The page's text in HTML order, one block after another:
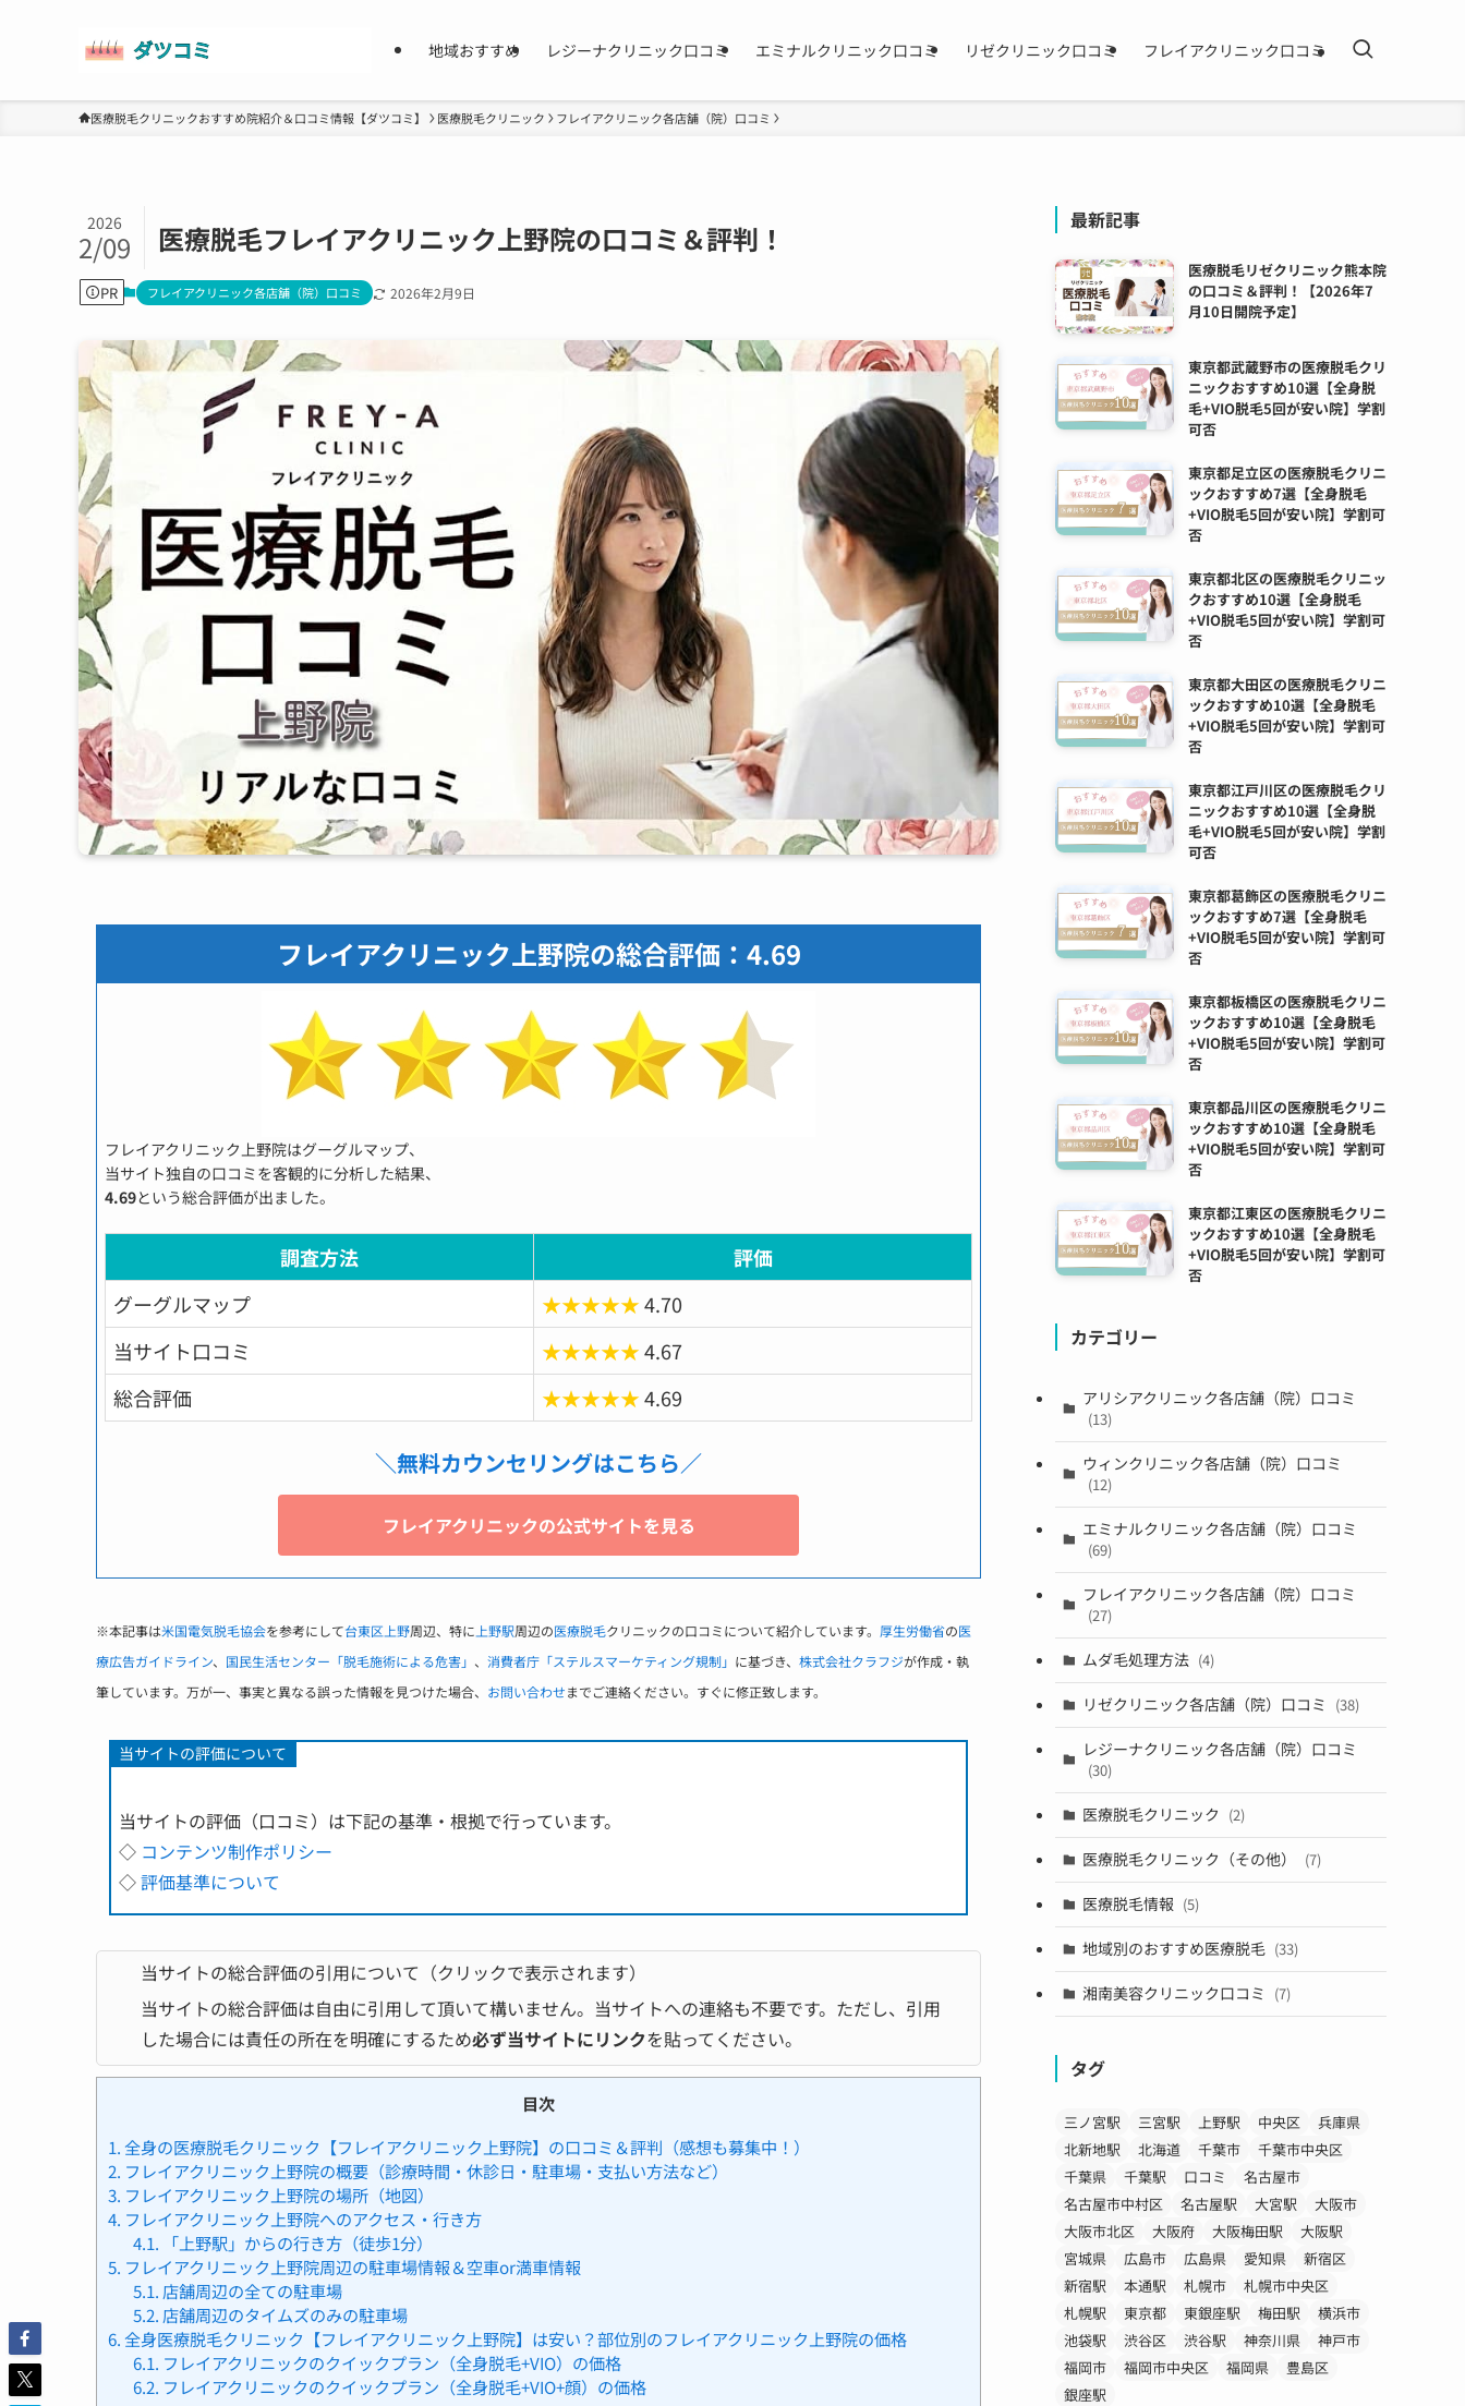
地域おすすめ レジーナクリニック口コミ エミナルクリニック口コミ リゼクリニック口コミ フレイアクリニック口コミ
医療脱毛クリニックおすすめ院紹介＆口コミ情報【ダツコミ】 医療脱毛クリニック フレイアクリニック各店舗（院）口コミ
医療脱毛フレイアクリニック上野院の口コミ＆評判！
2026
2/09
PR フレイアクリニック各店舗（院）口コミ 2026年2月9日
フレイアクリニック上野院の総合評価：4.69
フレイアクリニック上野院はグーグルマップ、
当サイト独自の口コミを客観的に分析した結果、
4.69という総合評価が出ました。
調査方法
評価
グーグルマップ
★★★★★4.70
当サイト口コミ
★★★★★4.67
総合評価
★★★★★4.69
＼無料カウンセリングはこちら／
フレイアクリニックの公式サイトを見る
※本記事は米国電気脱毛協会を参考にして台東区上野周辺、特に 上野駅周辺の医療脱毛クリニックの口コミについて紹介しています。 厚生労働省の医
療広告ガイドライン、 国民生活センター「脱毛施術による危害」 、 消費者庁「ステルスマーケティング規制」 に基づき、 株式会社クラフジが作成・執
筆しています。万が一、事実と異なる誤った情報を見つけた場合、 お問い合わせまでご連絡ください。すぐに修正致します。
当サイトの評価について
当サイトの評価（口コミ）は下記の基準・根拠で行っています。
◇ コンテンツ制作ポリシー
◇評価基準について
当サイトの総合評価の引用について（クリックで表示されます）
当サイトの総合評価は自由に引用して頂いて構いません。当サイトへの連絡も不要です。ただし、引用
した場合には責任の所在を明確にするため必ず当サイトにリンクを貼ってください。
目次
1.全身の医療脱毛クリニック【フレイアクリニック上野院】の口コミ＆評判（感想も募集中！）
2. フレイアクリニック上野院の概要（診療時間・休診日・駐車場・支払い方法など）
3. フレイアクリニック上野院の場所（地図）
4. フレイアクリニック上野院へのアクセス・行き方
4.1. 「上野駅」からの行き方（徒歩1分）
5. フレイアクリニック上野院周辺の駐車場情報＆空車or満車情報
5.1. 店舗周辺の全ての駐車場
5.2. 店舗周辺のタイムズのみの駐車場
6.全身医療脱毛クリニック【フレイアクリニック上野院】は安い？部位別のフレイアクリニック上野院の価格
6.1. フレイアクリニックのクイックプラン（全身脱毛+VIO）の価格
6.2. フレイアクリニックのクイックプラン（全身脱毛+VIO+顔）の価格
最新記事
医療脱毛リゼクリニック熊本院
の口コミ＆評判！【2026年7
月10日開院予定】
東京都武蔵野市の医療脱毛クリ
ニックおすすめ10選【全身脱
毛+VIO脱毛5回が安い院】学割
可否
東京都足立区の医療脱毛クリニ
ックおすすめ7選【全身脱毛
+VIO脱毛5回が安い院】学割可
否
東京都北区の医療脱毛クリニッ
クおすすめ10選【全身脱毛
+VIO脱毛5回が安い院】学割可
否
東京都大田区の医療脱毛クリニ
ックおすすめ10選【全身脱毛
+VIO脱毛5回が安い院】学割可
否
東京都江戸川区の医療脱毛クリ
ニックおすすめ10選【全身脱
毛+VIO脱毛5回が安い院】学割
可否
東京都葛飾区の医療脱毛クリニ
ックおすすめ7選【全身脱毛
+VIO脱毛5回が安い院】学割可
否
東京都板橋区の医療脱毛クリニ
ックおすすめ10選【全身脱毛
+VIO脱毛5回が安い院】学割可
否
東京都品川区の医療脱毛クリニ
ックおすすめ10選【全身脱毛
+VIO脱毛5回が安い院】学割可
否
東京都江東区の医療脱毛クリニ
ックおすすめ10選【全身脱毛
+VIO脱毛5回が安い院】学割可
否
カテゴリー
アリシアクリニック各店舗（院）口コミ
(13)
ウィンクリニック各店舗（院）口コミ
(12)
エミナルクリニック各店舗（院）口コミ
(69)
フレイアクリニック各店舗（院）口コミ
(27)
ムダ毛処理方法 (4)
リゼクリニック各店舗（院）口コミ (38)
レジーナクリニック各店舗（院）口コミ
(30)
医療脱毛クリニック (2)
医療脱毛クリニック（その他） (7)
医療脱毛情報 (5)
地域別のおすすめ医療脱毛 (33)
湘南美容クリニック口コミ (7)
タグ
三ノ宮駅 三宮駅 上野駅 中央区
兵庫県
北新地駅
北海道 千葉市
千葉市中央区
千葉県
千葉駅 口コミ
名古屋市
名古屋市中村区
名古屋駅 大宮駅
大阪市
大阪市北区
大阪府 大阪梅田駅
大阪駅
宮城県
広島市 広島県 愛知県
新宿区
新宿駅
本通駅 札幌市
札幌市中央区
札幌駅
東京都 東銀座駅 梅田駅
横浜市
池袋駅
渋谷区 渋谷駅 神奈川県
神戸市
福岡市
福岡市中央区 福岡県
豊島区
銀座駅